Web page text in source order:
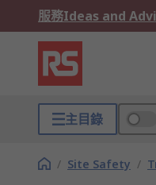
服務Ideas and
主目錄
/ Site Safety /